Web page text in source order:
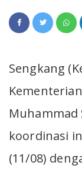
Sengkang
koordinasi
(11/08)